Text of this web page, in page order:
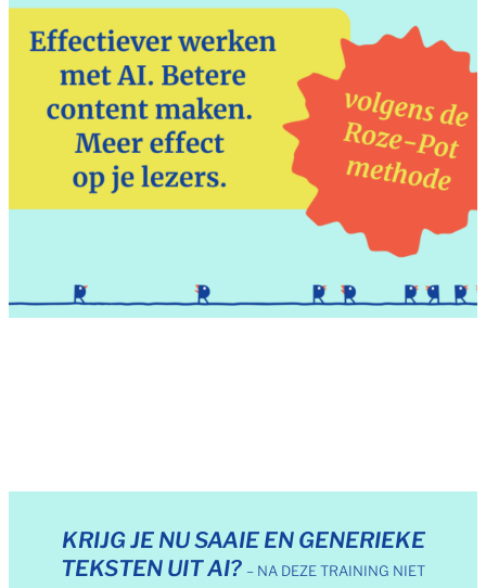
KRIJG JE NU SAAIE EN GENERIEKE
TEKSTEN UIT AI? – NA DEZE TRAINING NIET